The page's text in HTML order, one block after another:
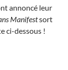
annoncé leur
Manifestsort
ci-dessous !
Manifest